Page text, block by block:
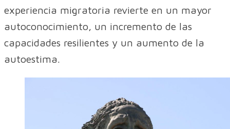
experiencia migratoria revierte en un mayor
autoconocimiento, un incremento de las
capacidades resilientes y un aumento de la
autoestima.